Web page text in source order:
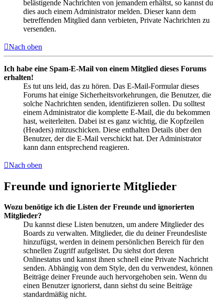
belästigende Nachrichten von jemandem erhältst, so kannst du
dies auch einem Administrator melden. Dieser kann dem
betreffenden Mitglied dann verbieten, Private Nachrichten zu
versenden.
Nach oben
Ich habe eine Spam-E-Mail von einem Mitglied dieses Forums
erhalten!
Es tut uns leid, das zu hören. Das E-Mail-Formular dieses
Forums hat einige Sicherheitsvorkehrungen, die Benutzer, die
solche Nachrichten senden, identifizieren sollen. Du solltest
einem Administrator die komplette E-Mail, die du bekommen
hast, weiterleiten. Dabei ist es ganz wichtig, die Kopfzeilen
(Headers) mitzuschicken. Diese enthalten Details über den
Benutzer, der die E-Mail verschickt hat. Der Administrator
kann dann entsprechend reagieren.
Nach oben
Freunde und ignorierte Mitglieder
Wozu benötige ich die Listen der Freunde und ignorierten
Mitglieder?
Du kannst diese Listen benutzen, um andere Mitglieder des
Boards zu verwalten. Mitglieder, die du deiner Freundesliste
hinzufügst, werden in deinem persönlichen Bereich für den
schnellen Zugriff aufgelistet. Du siehst dort deren
Onlinestatus und kannst ihnen schnell eine Private Nachricht
senden. Abhängig von dem Style, den du verwendest, können
Beiträge deiner Freunde auch hervorgehoben sein. Wenn du
einen Benutzer ignorierst, dann siehst du seine Beiträge
standardmäßig nicht.